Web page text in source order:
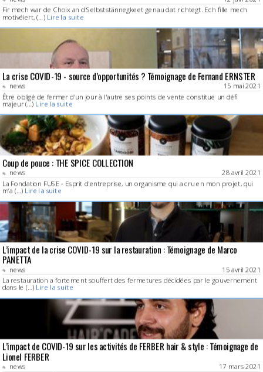
Fir mech war de Choix an d'Selbststännegkeet genau dat richtegt. Ech fille mech
motivéiert, (…) Lire la suite
La crise COVID-19 - source d’opportunités ? Témoignage de Fernand ERNSTER
news 15 mai 2021
Être obligé de fermer d'un jour à l'autre ses points de vente constitue un défi
majeur (…) Lire la suite
Coup de pouce : THE SPICE COLLECTION
news 28 avril 2021
La Fondation FUSE - Esprit d'entreprise, un organisme qui a cru en mon projet, qui
m’a (…) Lire la suite
L’impact de la crise COVID-19 sur la restauration : Témoignage de Marco
PANETTA
news 15 avril 2021
La restauration a fortement souffert des fermetures décidées par le gouvernement
dans le (…) Lire la suite
L’impact de COVID-19 sur les activités de FERBER hair & style : Témoignage de
Lionel FERBER
news 17 mars 2021